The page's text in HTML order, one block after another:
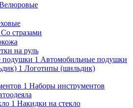
Со стразами
на руль
Автомобильные подушки
Логотипы (шильдик)
Наборы инструментов
Накидки на стекло